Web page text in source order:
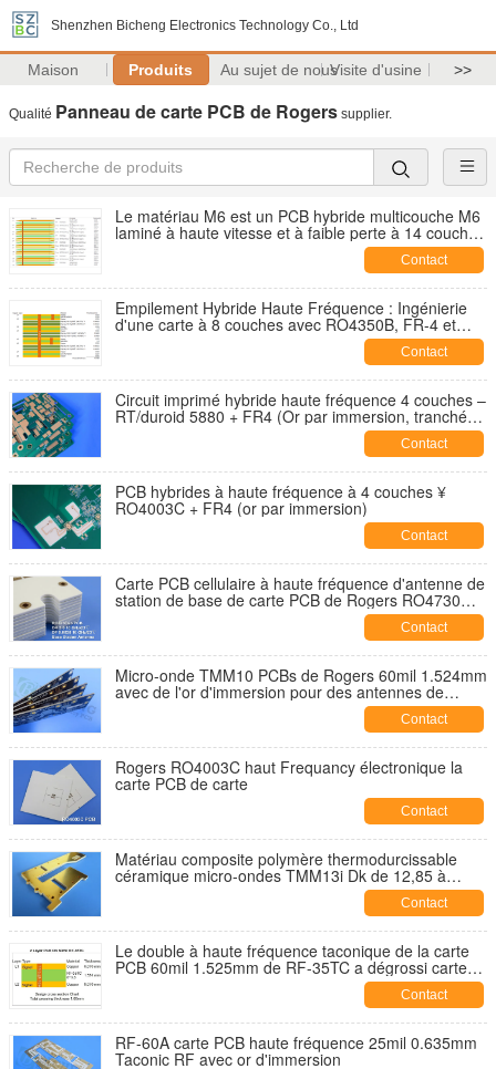
Shenzhen Bicheng Electronics Technology Co., Ltd
Maison Produits Au sujet de nousVisite d'usine >>
Qualité Panneau de carte PCB de Rogers supplier.
Le matériau M6 est un PCB hybride multicouche M6
laminé à haute vitesse et à faible perte à 14 couches
avec contrôle d'impédance multi-points Contact
Empilement Hybride Haute Fréquence : Ingénierie
d'une carte à 8 couches avec RO4350B, FR-4 et
Contact
Circuit imprimé hybride haute fréquence 4 couches –
RT/duroid 5880 + FR4 (Or par immersion, tranchée
Contact
PCB hybrides à haute fréquence à 4 couches ¥
RO4003C + FR4 (or par immersion)
Contact
Carte PCB cellulaire à haute fréquence d'antenne de
station de base de carte PCB de Rogers RO4730G3
Contact
Micro-onde TMM10 PCBs de Rogers 60mil 1.524mm
avec de l'or d'immersion pour des antennes de
Contact
Rogers RO4003C haut Frequancy électronique la
carte PCB de carte
Contact
Matériau composite polymère thermodurcissable
céramique micro-ondes TMM13i Dk de 12,85 à
haute fréquence et PCB personnalisé à 2 couches
Contact
Le double à haute fréquence taconique de la carte
PCB 60mil 1.525mm de RF-35TC a dégrossi carte
Contact
RF-60A carte PCB haute fréquence 25mil 0.635mm
Taconic RF avec or d'immersion